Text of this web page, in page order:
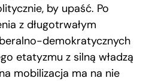
by upaść. Po
z długotrwałym
demokratycznych
etatyzmu z silną władzą
mobilizacja ma na nie